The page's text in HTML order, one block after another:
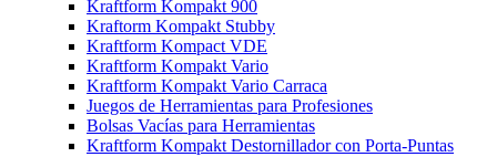
Kraftform Kompakt 900
Kraftorm Kompakt Stubby
Kraftform Kompact VDE
Kraftform Kompakt Vario
Kraftform Kompakt Vario Carraca
Juegos de Herramientas para Profesiones
Bolsas Vacías para Herramientas
Kraftform Kompakt Destornillador con Porta-Puntas